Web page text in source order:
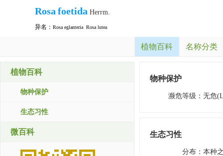
Rosa foetida Herrm.
异名： Rosa eglanteria Rosa lutea
植物百科 名称分类
植物百科
物种保护
生态习性
微百科
物种保护
濒危等级 ： 无危
生态习性
分布 ： 本种